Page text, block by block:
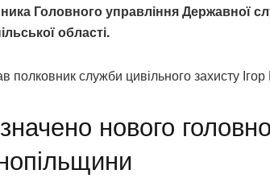
Головного управління Державної
області.
полковник служби цивільного захисту
нового